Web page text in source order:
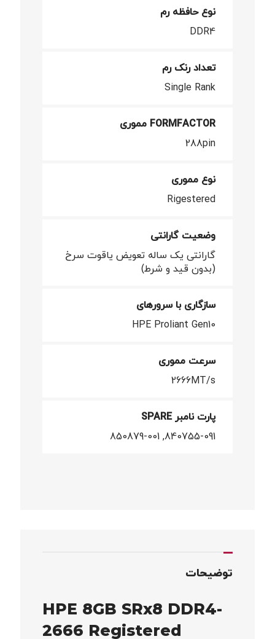
نوع حافظه رم
DDR4
تعداد رنک رم
Single Rank
FORMFACTOR مموری
288pin
نوع مموری
Rigestered
وضعیت گارانتی
گارانتی یک ساله تعویض یاقوت سرخ
(بدون قید و شرط)
سازگاری با سرورهای
HPE Proliant Gen10
سرعت مموری
2666MT/s
پارت نامبر SPARE
840755-091, 850879-001
توضیحات
HPE 8GB SRx8 DDR4-
2666 Registered